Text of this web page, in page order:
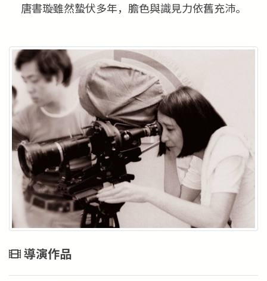
唐書璇雖然蟄伏多年，膽色與識見力依舊充沛。
導演作品